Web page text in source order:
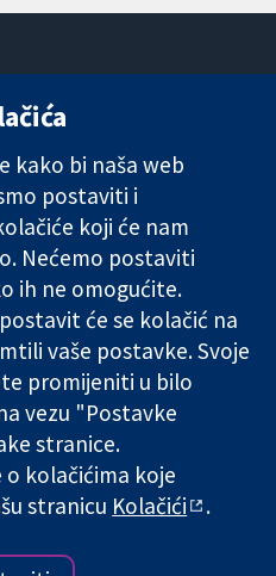
Novosti
medije
O nama
Poslovi
Cochrane
Library
(no. 1045921) and a
03044323) registered in
number GB 718 2127 49.
Collaboration
kako bi naša web
postaviti i
koji će nam
Nećemo postaviti
ih ne omogućite.
će se kolačić na
vaše postavke. Svoje
promijeniti u bilo
vezu "Postavke
stranice.
kolačićima koje
stranicu Kolačići .